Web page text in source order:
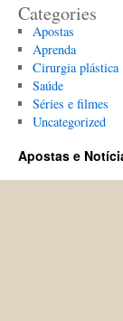
Categories
Apostas
Aprenda
Cirurgia plástica
Saúde
Séries e filmes
Uncategorized
Apostas e